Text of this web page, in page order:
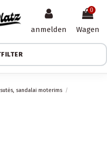
anmelden
0
Wagen
sandalai moterims